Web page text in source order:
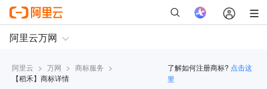
阿里云 > 万网 > 商标服务 >
【稻禾】商标详情
了解如何注册商标? 点击这
里